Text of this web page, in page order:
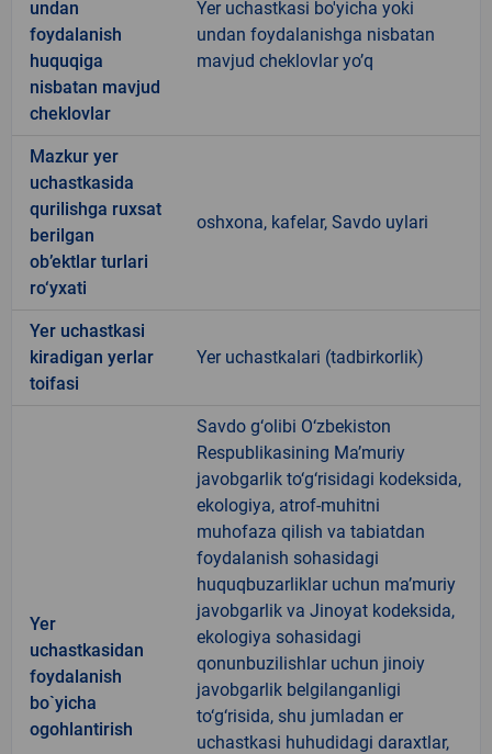
undan
foydalanish
huquqiga
nisbatan mavjud
cheklovlar
Yer uchastkasi bo'yicha yoki
undan foydalanishga nisbatan
mavjud cheklovlar yo’q
Mazkur yer
uchastkasida
qurilishga ruxsat
berilgan
ob’ektlar turlari
ro‘yxati
oshxona, kafelar, Savdo uylari
Yer uchastkasi
kiradigan yerlar
toifasi
Yer uchastkalari (tadbirkorlik)
Yer
uchastkasidan
foydalanish
bo`yicha
ogohlantirish
Savdo g‘olibi O‘zbekiston
Respublikasining Ma’muriy
javobgarlik to‘g‘risidagi kodeksida,
ekologiya, atrof-muhitni
muhofaza qilish va tabiatdan
foydalanish sohasidagi
huquqbuzarliklar uchun ma’muriy
javobgarlik va Jinoyat kodeksida,
ekologiya sohasidagi
qonunbuzilishlar uchun jinoiy
javobgarlik belgilanganligi
to‘g‘risida, shu jumladan er
uchastkasi huhudidagi daraxtlar,